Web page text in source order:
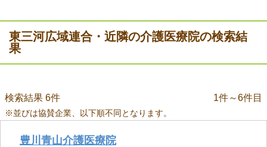
東三河広域連合・近隣の介護医療院の検索結
果
検索結果 6件 1件～6件目
※並びは協賛企業、以下順不同となります。
豊川青山介護医療院